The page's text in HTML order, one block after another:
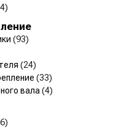
(93)
(24)
(33)
вала (4)